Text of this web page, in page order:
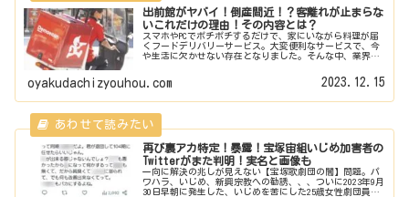
出前館がヤバイ！倒産間近！？客離れが止まらな
いこれだけの理由！その内容とは？
スマホやPCでポチポチするだけで、家にいながら料理が届
くフードデリバリーサービス。大変便利なサービスで、今
や生活に欠かせない存在となりました。そんな中、業界大
oyakudachizyouhou.com 2023.12.15
再び裏アカ特定！暴露！宝塚宙組いじめ加害者の
Twitterがまた判明！実名と画像も
一向に解決の兆しが見えない【宝塚歌劇団の闇】問題。パ
ワハラ、いじめ、新興宗教への勧誘、、、ついに2023年9月
30日早朝に発生した、いじめを苦にした25歳女性劇団員の